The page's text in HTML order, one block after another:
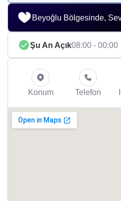
Beyoğlu Bölgesinde,
Şu An Açık08:00 - 00:00
Konum Telefon